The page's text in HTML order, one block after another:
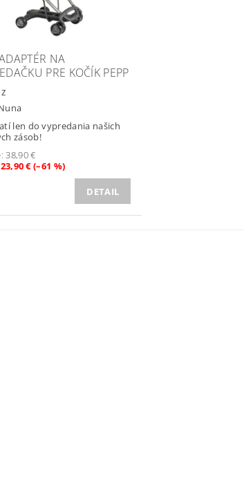
NA
PRE KOČÍK PEPP
len do vypredania našich
zásob!
38,90 €
23,90 € (–61 %)
DETAIL